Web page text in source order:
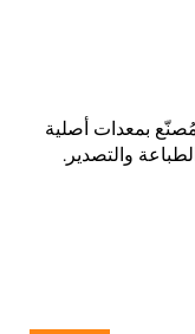
أيضًا كمُصنّع بمعدات أصلية